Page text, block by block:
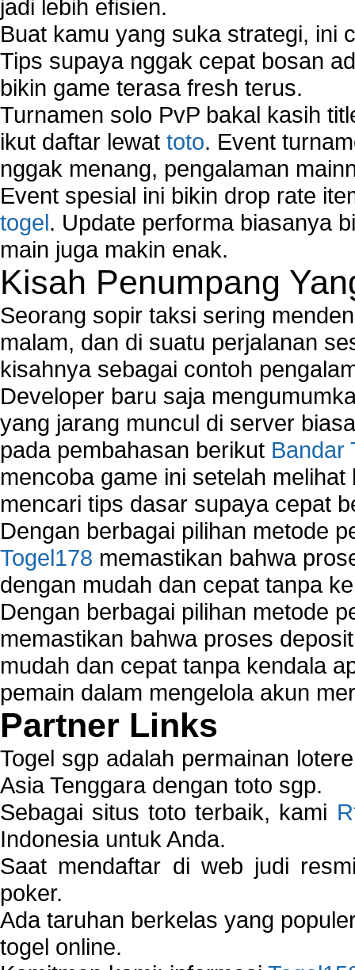
jadi lebih efisien.
Buat kamu yang suka strategi, ini
Tips supaya nggak cepat bosan
bikin game terasa fresh terus.
Turnamen solo PvP bakal kasih
ikut daftar lewat toto. Event
nggak menang, pengalaman
Event spesial ini bikin drop rate
togel. Update performa biasanya
main juga makin enak.
Kisah Penumpang
Seorang sopir taksi sering
malam, dan di suatu perjalanan
kisahnya sebagai contoh
Developer baru saja
yang jarang muncul di server
pada pembahasan berikut Bandar
mencoba game ini setelah
mencari tips dasar supaya cepat
Dengan berbagai pilihan metode
Togel178 memastikan bahwa
dengan mudah dan cepat tanpa
Dengan berbagai pilihan metode
memastikan bahwa proses
mudah dan cepat tanpa kendala
pemain dalam mengelola akun
Partner Links
Togel sgp adalah permainan
Asia Tenggara dengan toto sgp.
Sebagai situs toto terbaik, kami
Indonesia untuk Anda.
Saat mendaftar di web judi
poker.
Ada taruhan berkelas yang
togel online.